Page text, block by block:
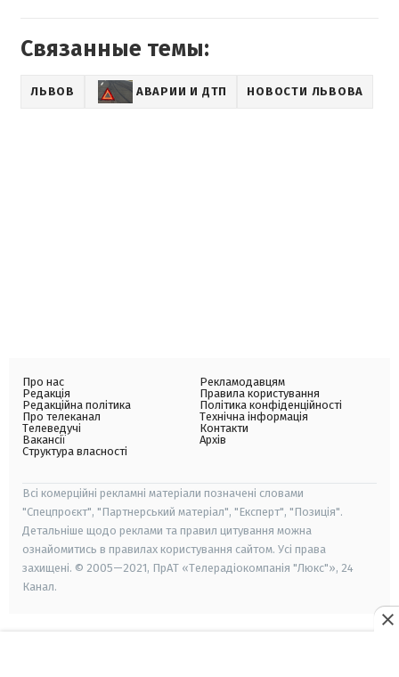
Связанные темы:
ЛЬВОВ АВАРИИ И ДТП НОВОСТИ ЛЬВОВА
Про нас
Редакція
Редакційна політика
Про телеканал
Телеведучі
Вакансії
Структура власності
Рекламодавцям
Правила користування
Політика конфіденційності
Технічна інформація
Контакти
Архів
Всі комерційні рекламні матеріали позначені словами
"Спецпроєкт", "Партнерський матеріал", "Експерт", "Позиція".
Детальніше щодо реклами та правил цитування можна
ознайомитись в правилах користування сайтом. Усі права
захищені. © 2005—2021, ПрАТ «Телерадіокомпанія "Люкс"», 24
Канал.